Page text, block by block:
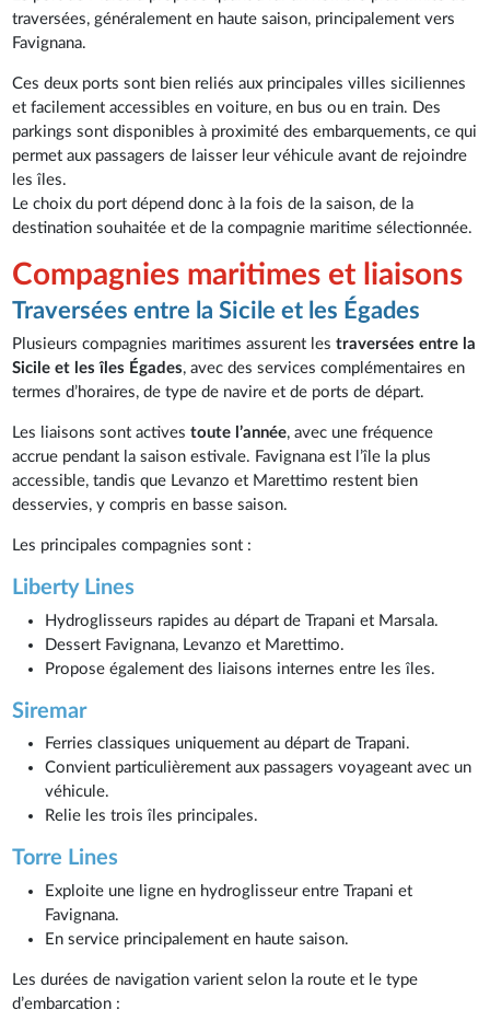
traversées, généralement en haute saison, principalement vers
Favignana.
Ces deux ports sont bien reliés aux principales villes siciliennes
et facilement accessibles en voiture, en bus ou en train. Des
parkings sont disponibles à proximité des embarquements, ce qui
permet aux passagers de laisser leur véhicule avant de rejoindre
les îles.
Le choix du port dépend donc à la fois de la saison, de la
destination souhaitée et de la compagnie maritime sélectionnée.
Compagnies maritimes et liaisons
Traversées entre la Sicile et les Égades
Plusieurs compagnies maritimes assurent lestraversées entre la
Sicile et les îles Égades, avec des services complémentaires en
termes d’horaires, de type de navire et de ports de départ.
Les liaisons sont activestoute l’année, avec une fréquence
accrue pendant la saison estivale. Favignana est l’île la plus
accessible, tandis que Levanzo et Marettimo restent bien
desservies, y compris en basse saison.
Les principales compagnies sont :
Liberty Lines
Hydroglisseurs rapides au départ de Trapani et Marsala.
Dessert Favignana, Levanzo et Marettimo.
Propose également des liaisons internes entre les îles.
Siremar
Ferries classiques uniquement au départ de Trapani.
Convient particulièrement aux passagers voyageant avec un
véhicule.
Relie les trois îles principales.
Torre Lines
Exploite une ligne en hydroglisseur entre Trapani et
Favignana.
En service principalement en haute saison.
Les durées de navigation varient selon la route et le type
d’embarcation :